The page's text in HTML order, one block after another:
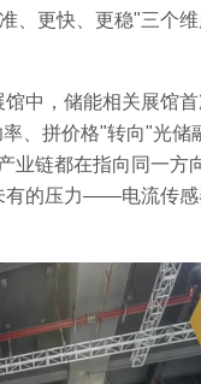
更快、更稳"三个维
中，储能相关展馆
拼价格"转向"光储
业链都在指向同一方
的压力——电流传